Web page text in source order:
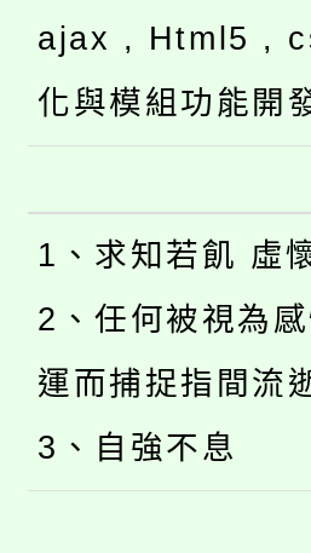
ajax , Html5 ,
化與模組功能開
1、求知若飢 虛
2、任何被視為
運而捕捉指間流
3、自強不息